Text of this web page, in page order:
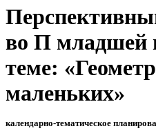
во П младшей
теме:
маленьких»
календарно-тематическое